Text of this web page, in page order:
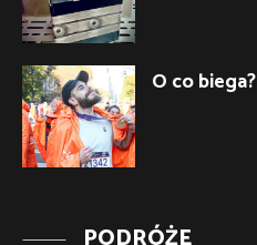
O co biega?